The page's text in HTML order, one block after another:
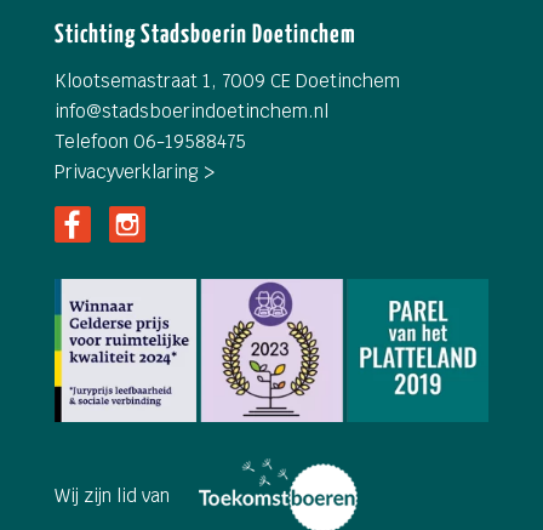
Stichting Stadsboerin Doetinchem
Klootsemastraat 1, 7009 CE Doetinchem
info@stadsboerindoetinchem.nl
Telefoon 06-19588475
Privacyverklaring >
Wij zijn lid van